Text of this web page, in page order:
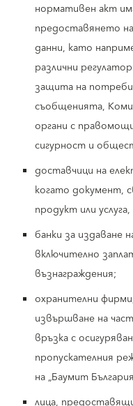
нормативен акт
предоставянето
данни, като
различни
защита на
съобщенията,
органи с
сигурност и
доставчици на
когато документ,
продукт или
банки за издаване
включително
възнаграждения;
охранителни
извършване на
връзка с
пропускателния
на „Баумит
лица,